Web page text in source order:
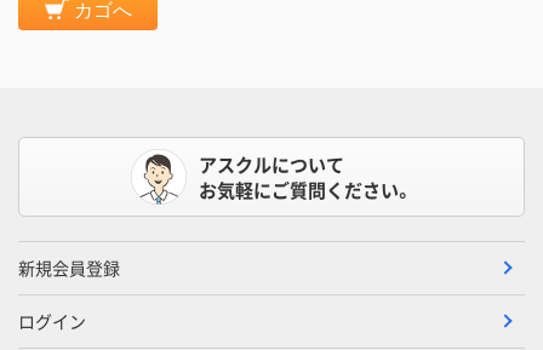
カゴへ
アスクルについて
お気軽にご質問ください。
新規会員登録
ログイン